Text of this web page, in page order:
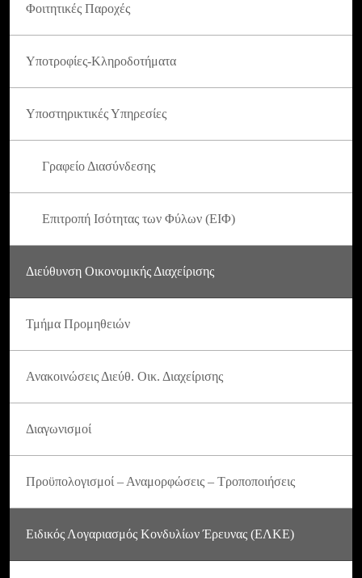
Φοιτητικές Παροχές
Υποτροφίες-Κληροδοτήματα
Υποστηρικτικές Υπηρεσίες
Γραφείο Διασύνδεσης
Επιτροπή Ισότητας των Φύλων (ΕΙΦ)
Διεύθυνση Οικονομικής Διαχείρισης
Τμήμα Προμηθειών
Ανακοινώσεις Διεύθ. Οικ. Διαχείρισης
Διαγωνισμοί
Προϋπολογισμοί – Αναμορφώσεις – Τροποποιήσεις
Ειδικός Λογαριασμός Κονδυλίων Έρευνας (ΕΛΚΕ)